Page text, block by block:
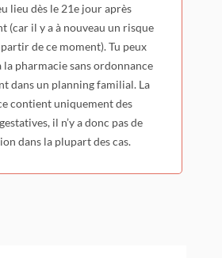
lieu dès le 21e jour après
(car il y a à nouveau un risque
partir de ce moment). Tu peux
la pharmacie sans ordonnance
dans un planning familial. La
contient uniquement des
il n’y a donc pas de
dans la plupart des cas.